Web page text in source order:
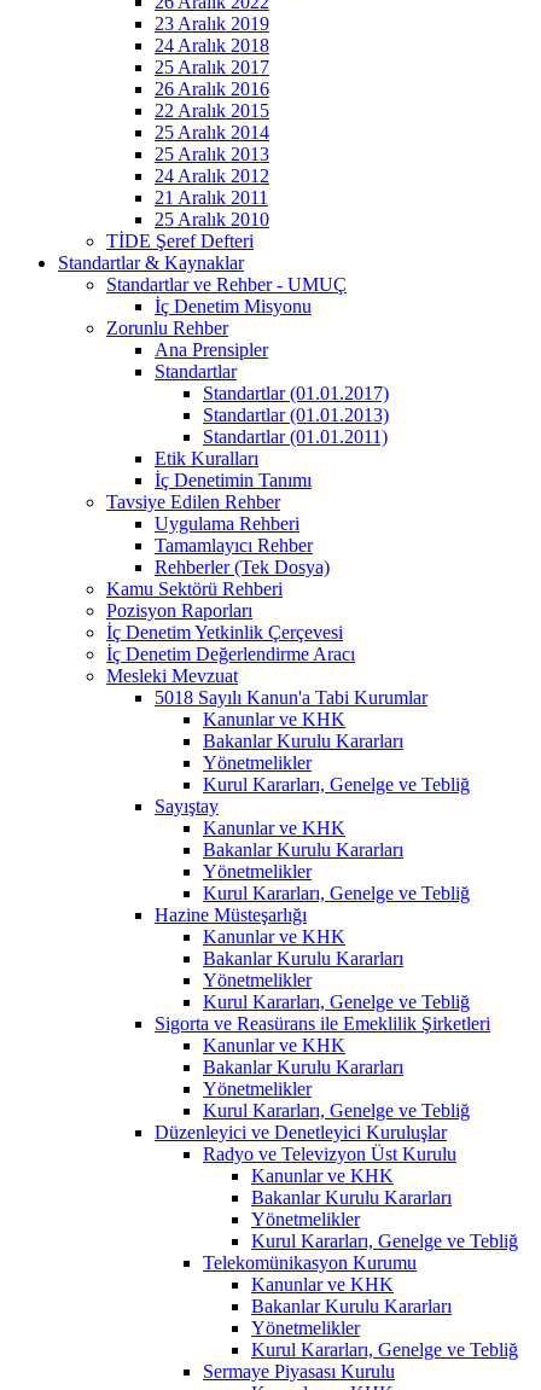
23 Aralık 2019
24 Aralık 2018
25 Aralık 2017
26 Aralık 2016
22 Aralık 2015
25 Aralık 2014
25 Aralık 2013
24 Aralık 2012
21 Aralık 2011
25 Aralık 2010
TİDE Şeref Defteri
Standartlar & Kaynaklar
Standartlar ve Rehber - UMUÇ
İç Denetim Misyonu
Zorunlu Rehber
Ana Prensipler
Standartlar
Standartlar (01.01.2017)
Standartlar (01.01.2013)
Standartlar (01.01.2011)
Etik Kuralları
İç Denetimin Tanımı
Tavsiye Edilen Rehber
Uygulama Rehberi
Tamamlayıcı Rehber
Rehberler (Tek Dosya)
Kamu Sektörü Rehberi
Pozisyon Raporları
İç Denetim Yetkinlik Çerçevesi
İç Denetim Değerlendirme Aracı
Mesleki Mevzuat
5018 Sayılı Kanun'a Tabi Kurumlar
Kanunlar ve KHK
Bakanlar Kurulu Kararları
Yönetmelikler
Kurul Kararları, Genelge ve Tebliğ
Sayıştay
Kanunlar ve KHK
Bakanlar Kurulu Kararları
Yönetmelikler
Kurul Kararları, Genelge ve Tebliğ
Hazine Müsteşarlığı
Kanunlar ve KHK
Bakanlar Kurulu Kararları
Yönetmelikler
Kurul Kararları, Genelge ve Tebliğ
Sigorta ve Reasürans ile Emeklilik Şirketleri
Kanunlar ve KHK
Bakanlar Kurulu Kararları
Yönetmelikler
Kurul Kararları, Genelge ve Tebliğ
Düzenleyici ve Denetleyici Kuruluşlar
Radyo ve Televizyon Üst Kurulu
Kanunlar ve KHK
Bakanlar Kurulu Kararları
Yönetmelikler
Kurul Kararları, Genelge ve Tebliğ
Telekomünikasyon Kurumu
Kanunlar ve KHK
Bakanlar Kurulu Kararları
Yönetmelikler
Kurul Kararları, Genelge ve Tebliğ
Sermaye Piyasası Kurulu